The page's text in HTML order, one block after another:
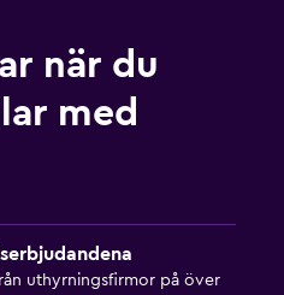
när du
med
uthyrningsfirmor på över